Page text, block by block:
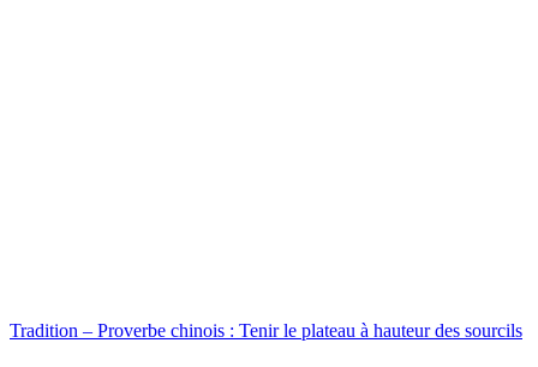
Tradition – Proverbe chinois : Tenir le plateau à hauteur des sourcils